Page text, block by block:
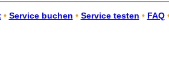
• Service buchen • Service testen • FAQ